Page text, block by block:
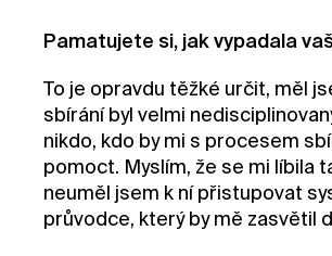
Pamatujete si, jak vypadala
To je opravdu těžké určit, měl
sbírání byl velmi
nikdo, kdo by mi s procesem
pomoct. Myslím, že se mi líbila
neuměl jsem k ní přistupovat
průvodce, který by mě zasvětil